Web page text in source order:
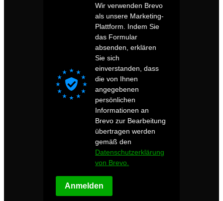
Wir verwenden Brevo
als unsere Marketing-
Plattform. Indem Sie
das Formular
absenden, erklären
Sie sich
einverstanden, dass
die von Ihnen
angegebenen
persönlichen
Informationen an
Brevo zur Bearbeitung
übertragen werden
gemäß den
Datenschutzerklärung
von Brevo.
Anmelden